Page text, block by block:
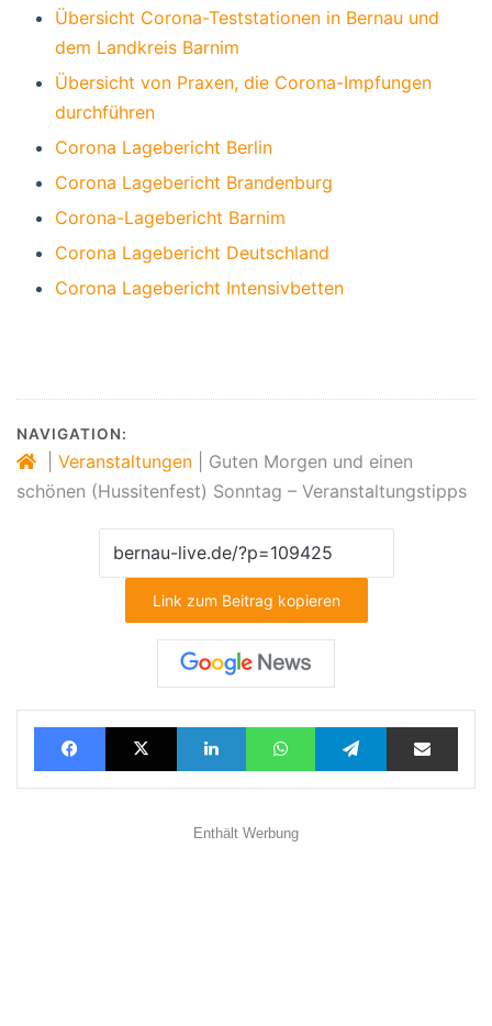
Übersicht Corona-Teststationen in Bernau und
dem Landkreis Barnim
Übersicht von Praxen, die Corona-Impfungen
durchführen
Corona Lagebericht Berlin
Corona Lagebericht Brandenburg
Corona-Lagebericht Barnim
Corona Lagebericht Deutschland
Corona Lagebericht Intensivbetten
NAVIGATION:
Veranstaltungen
Guten Morgen und einen
schönen (Hussitenfest) Sonntag – Veranstaltungstipps
Link zum Beitrag kopieren
FacebookX LinkedInWhatsAppTelegramTeilen via E-Mail
Enthält Werbung